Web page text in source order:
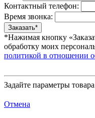
Контактный телефон:
Время звонка:
*Нажимая кнопку
обработку моих
политикой в отношении
Задайте параметры товара
Отмена